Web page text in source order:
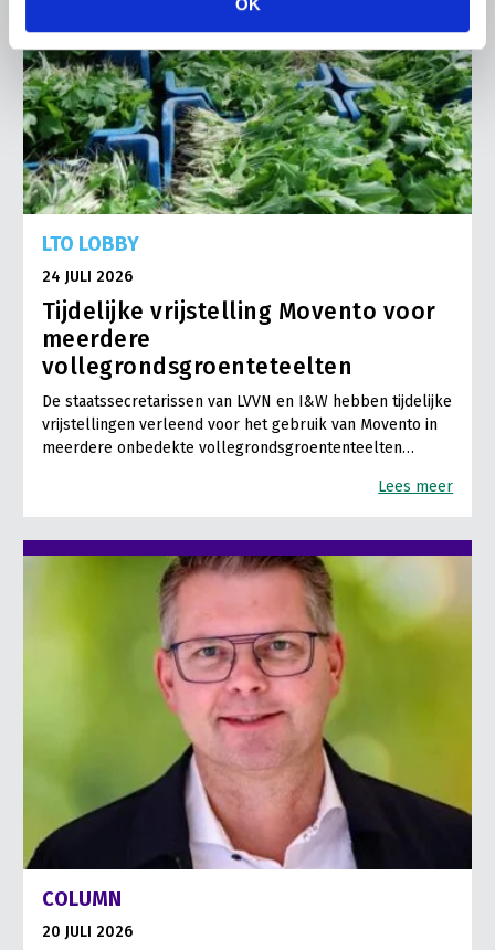
LTO LOBBY
24 JULI 2026
Tijdelijke vrijstelling Movento voor
meerdere
vollegrondsgroenteteelten
De staatssecretarissen van LVVN en I&W hebben tijdelijke
vrijstellingen verleend voor het gebruik van Movento in
meerdere onbedekte vollegrondsgroententeelten…
Lees meer
COLUMN
20 JULI 2026